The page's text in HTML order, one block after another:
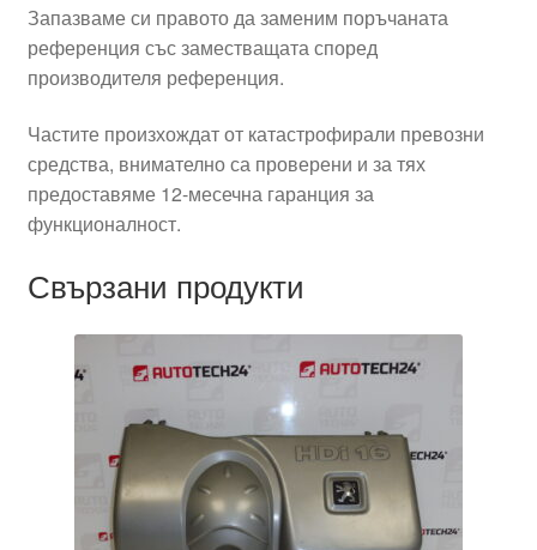
Запазваме си правото да заменим поръчаната
референция със заместващата според
производителя референция.
Частите произхождат от катастрофирали превозни
средства, внимателно са проверени и за тях
предоставяме 12-месечна гаранция за
функционалност.
Свързани продукти